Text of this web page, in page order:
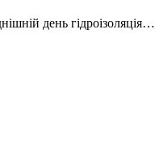
день гідроізоляція…